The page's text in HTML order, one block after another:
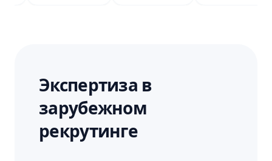
Экспертиза в
зарубежном
рекрутинге